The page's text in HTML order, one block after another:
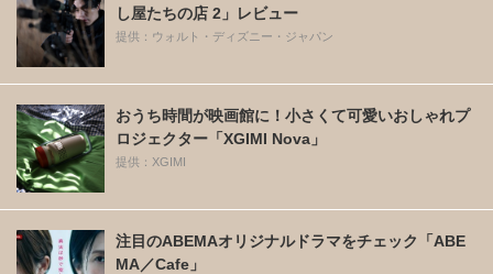
し屋たちの店 2」レビュー
提供：ウォルト・ディズニー・ジャパン
おうち時間が映画館に！小さくて可愛いおしゃれプ
ロジェクター「XGIMI Nova」
提供：XGIMI
注目のABEMAオリジナルドラマをチェック「ABE
MA／Cafe」